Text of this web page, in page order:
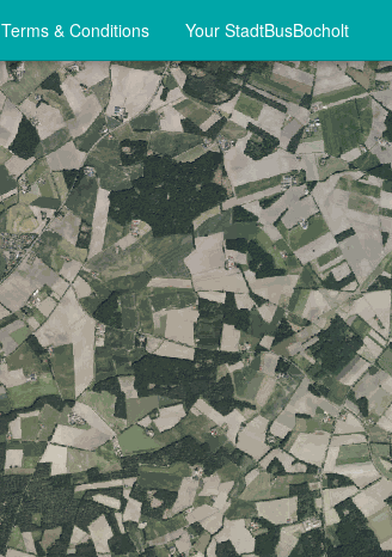
Terms & Conditions Your StadtBusBocholt